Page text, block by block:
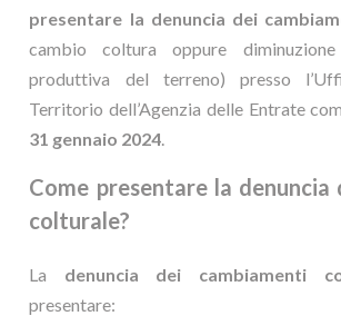
presentare la denuncia dei
cambio coltura oppure
produttiva del terreno) presso
Territorio dell’Agenzia delle Entrate
31 gennaio 2024.
Come presentare la denuncia
colturale?
La denuncia dei cambiamenti
presentare: